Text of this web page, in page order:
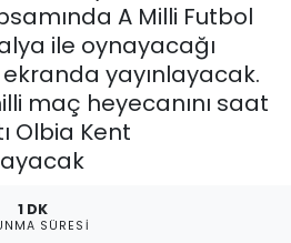
A Milli Futbol
ile oynayacağı
ekranda yayınlayacak.
maç heyecanını saat
Olbia Kent
1 DK
SÜRESI